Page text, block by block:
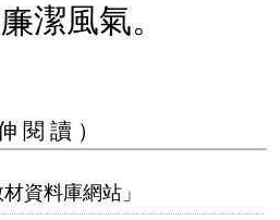
潔風氣。
閱讀）
資料庫網站」